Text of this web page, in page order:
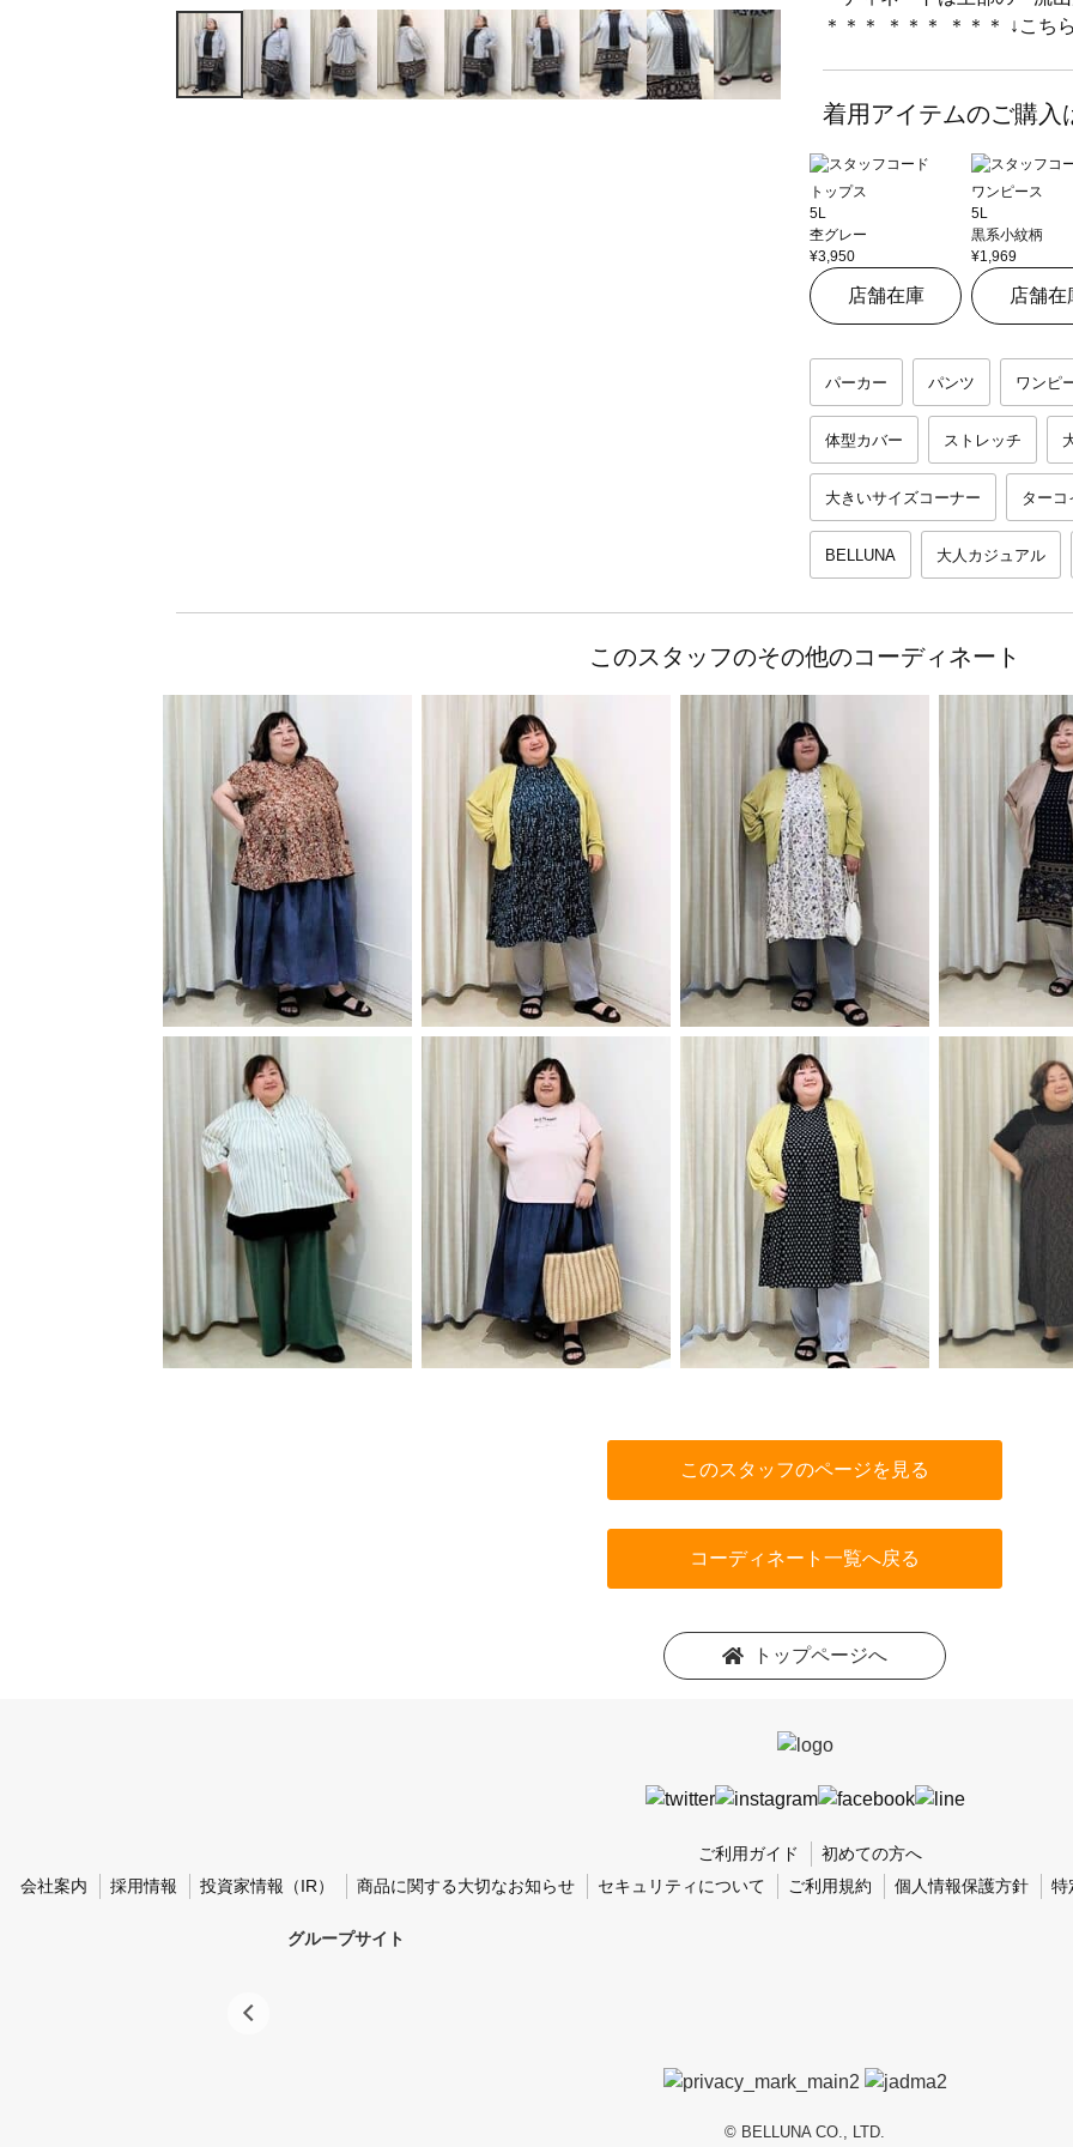
＊＊＊ ＊＊＊ ＊＊＊ ↓こち
着用アイテムのご購入
トップス
5L
杢グレー
¥3,950
店舗在庫
ワンピース
5L
黒系小紋柄
¥1,969
店舗在
パーカー パンツ ワンピ
体型カバー ストレッチ
大きいサイズコーナー ターコ
BELLUNA 大人カジュアル
このスタッフのその他のコーディネート
このスタッフのページを見る
コーディネート一覧へ戻る
トップページへ
ご利用ガイド
初めての方へ
会社案内
採用情報 投資家情報（IR） 商品に関する大切なお知らせ セキュリティについて ご利用規約 個人情報保護方針 特
グループサイト
© BELLUNA CO., LTD.